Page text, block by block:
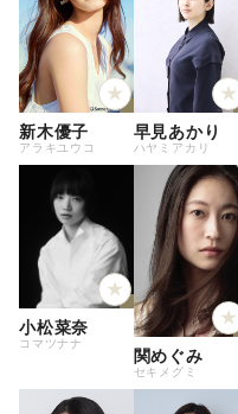
新木優子
アラキユウコ
早見あかり
ハヤミアカリ
小松菜奈
コマツナナ
関めぐみ
セキメグミ